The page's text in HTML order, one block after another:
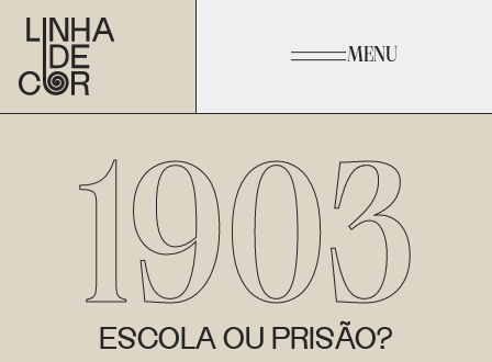
MENU
1903
ESCOLA OU PRISÃO?